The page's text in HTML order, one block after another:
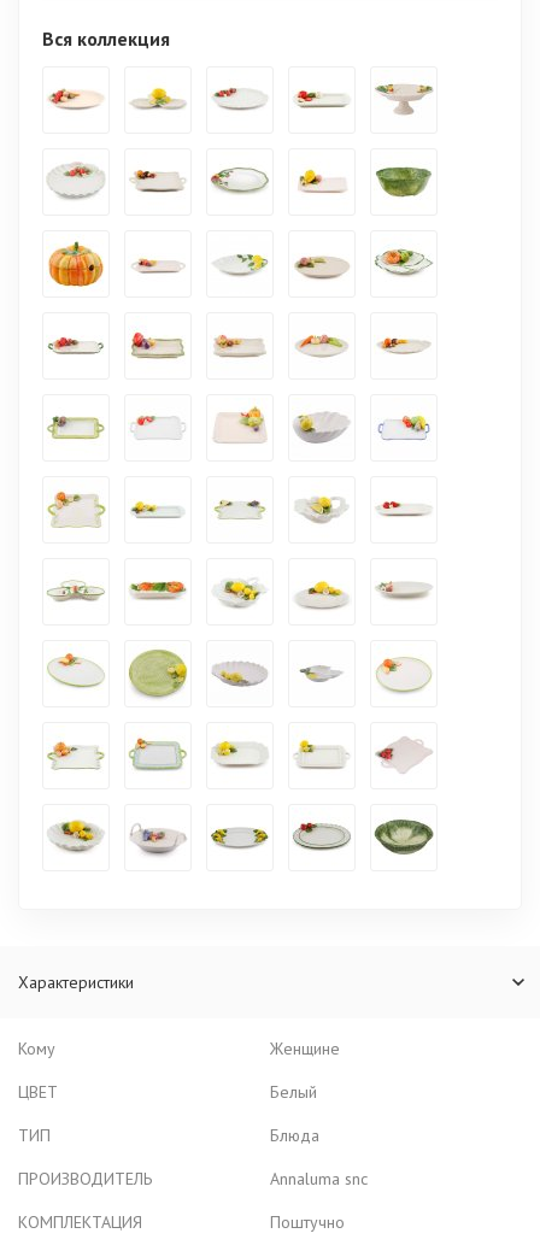
Вся коллекция
Характеристики
Кому
Женщине
ЦВЕТ
Белый
ТИП
Блюда
ПРОИЗВОДИТЕЛЬ
Annaluma snc
КОМПЛЕКТАЦИЯ
Поштучно